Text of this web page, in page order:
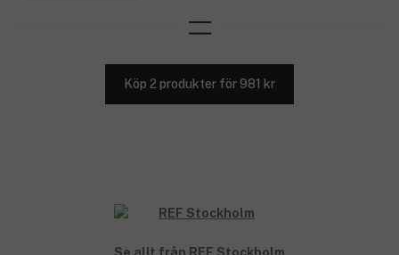
Köp 2 produkter för 981 kr
Se allt från REF Stockholm